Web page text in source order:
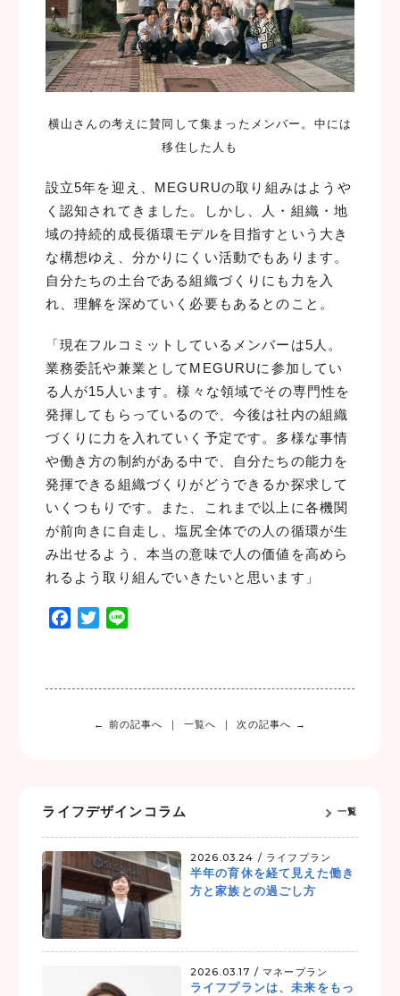
横山さんの考えに賛同して集まったメンバー。中には
移住した人も
設立5年を迎え、MEGURUの取り組みはようや
く認知されてきました。しかし、人・組織・地
域の持続的成長循環モデルを目指すという大き
な構想ゆえ、分かりにくい活動でもあります。
自分たちの土台である組織づくりにも力を入
れ、理解を深めていく必要もあるとのこと。
「現在フルコミットしているメンバーは5人。
業務委託や兼業としてMEGURUに参加してい
る人が15人います。様々な領域でその専門性を
発揮してもらっているので、今後は社内の組織
づくりに力を入れていく予定です。多様な事情
や働き方の制約がある中で、自分たちの能力を
発揮できる組織づくりがどうできるか探求して
いくつもりです。また、これまで以上に各機関
が前向きに自走し、塩尻全体での人の循環が生
み出せるよう、本当の意味で人の価値を高めら
れるよう取り組んでいきたいと思います」
e
← 前の記事へ 一覧へ 次の記事へ →
ライフデザインコラム 一覧
2026.03.24 / ライフプラン
半年の育休を経て見えた働き
方と家族との過ごし方
2026.03.17 / マネープラン
ライフプランは、未来をもっ